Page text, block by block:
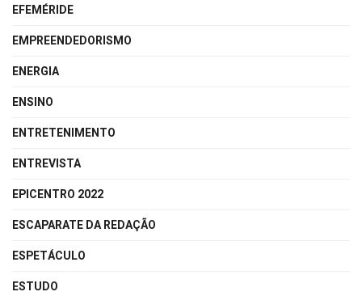
EFEMÉRIDE
EMPREENDEDORISMO
ENERGIA
ENSINO
ENTRETENIMENTO
ENTREVISTA
EPICENTRO 2022
ESCAPARATE DA REDAÇÃO
ESPETÁCULO
ESTUDO